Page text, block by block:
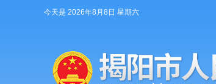
今天是 2026年8月8日 星期六